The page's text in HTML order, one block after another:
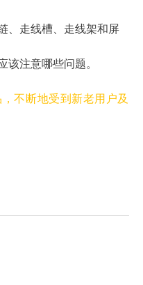
、走线槽、走线架和屏
注意哪些问题。
不断地受到新老用户及